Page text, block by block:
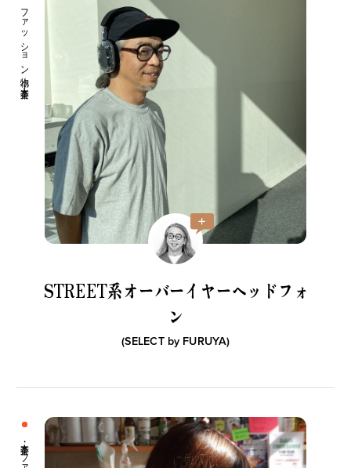
STREET系オーバーイヤーヘッドフォ
ン
(SELECT by FURUYA)
ファッション小物 音楽・本
CATEGORY
新着一覧
ファッション小物 生活日用品
インテリア 食器、キッチン
ステーショナリー コスメ
音楽・本 その他